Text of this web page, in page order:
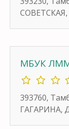
СОВЕТСКАЯ,
МБУК
393760,
ГАГАРИНА,